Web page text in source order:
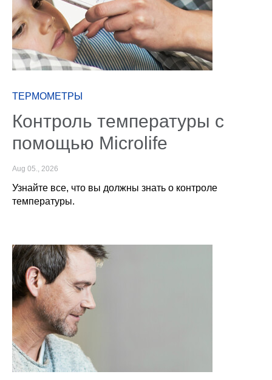
ТЕРМОМЕТРЫ
Контроль температуры с
помощью Microlife
Aug 05., 2026
Узнайте все, что вы должны знать о контроле
температуры.